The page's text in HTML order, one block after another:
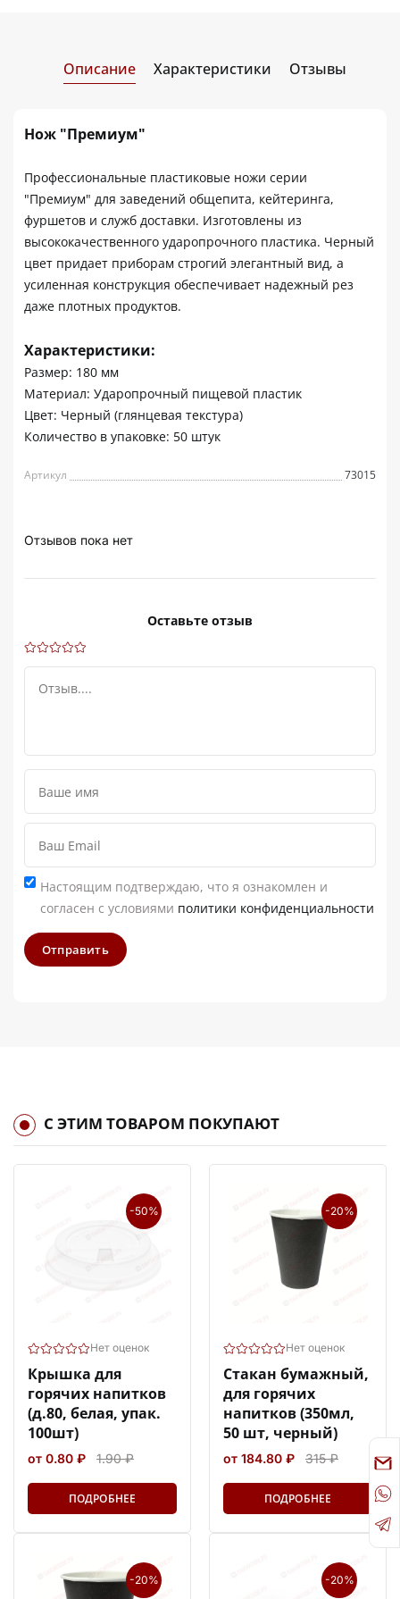
Описание Характеристики Отзывы
Нож "Премиум"
Профессиональные пластиковые ножи серии
"Премиум" для заведений общепита, кейтеринга,
фуршетов и служб доставки. Изготовлены из
высококачественного ударопрочного пластика. Черный
цвет придает приборам строгий элегантный вид, а
усиленная конструкция обеспечивает надежный рез
даже плотных продуктов.
Характеристики:
Размер: 180 мм
Материал: Ударопрочный пищевой пластик
Цвет: Черный (глянцевая текстура)
Количество в упаковке: 50 штук
Артикул 73015
Отзывов пока нет
Оставьте отзыв
Настоящим подтверждаю, что я ознакомлен и
согласен с условиями политики конфиденциальности
Отправить
С ЭТИМ ТОВАРОМ ПОКУПАЮТ
-50%
Нет оценок
Крышка для
горячих напитков
(д.80, белая, упак.
100шт)
от 0.80 ₽ 1.90 ₽
ПОДРОБНЕЕ
-20%
Нет оценок
Стакан бумажный,
для горячих
напитков (350мл,
50 шт, черный)
от 184.80 ₽ 315 ₽
ПОДРОБНЕЕ
-20% -20%